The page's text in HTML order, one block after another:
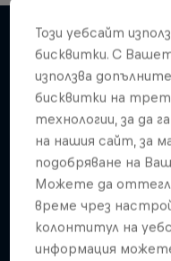
Подобни
Този уебсайт
бисквитки. С
използва
бисквитки на
технологии, за да
на нашия сайт, за
подобряване на
Можете да
време чрез
колонтитул на
информация